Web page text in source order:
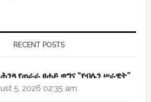
RECENT POSTS
የጠራራ ፀሐይ ወግና “የብሌን ሠራዊት”
5, 2026 02:35 am